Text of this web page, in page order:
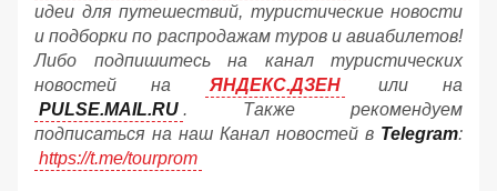
идеи для путешествий, туристические новости
и подборки по распродажам туров и авиабилетов!
Либо подпишитесь на канал туристических
новостей на
ЯНДЕКС.ДЗЕН
или на
PULSE.MAIL.RU . Также рекомендуем
подписаться на наш Канал новостей в Telegram:
https://t.me/tourprom